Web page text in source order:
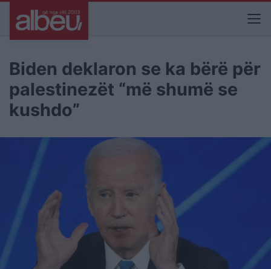
Biden deklaron se ka bërë për
palestinezët “më shumë se
kushdo”